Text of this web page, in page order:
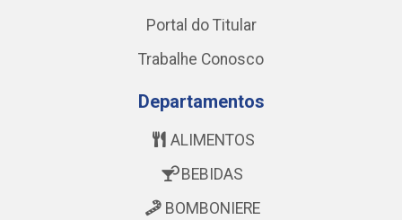
Portal do Titular
Trabalhe Conosco
Departamentos
ALIMENTOS
BEBIDAS
BOMBONIERE